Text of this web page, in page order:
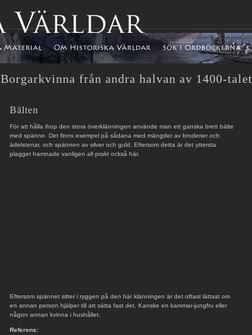
Borgarkvinna från andra halvan av 1400-talet
Bälten
För att hålla ihop den stora överklänningen använde man ett ganska brett bälte
med spänne. Det finns exempel på sådana med mängder av broderier och
ädelstenar, och spännen av silver och guld. Eftersom detta är det yttersta
plagget hamnade vanligen all prakt också här.
Eftersom spännet sitter i ryggen på den här klänningen är det oftast lättast om
en annan person hjälper till att sätta fast det. Kanske en kammar-jungfru eller
någon annan kvinna i hushållet.
Referens: